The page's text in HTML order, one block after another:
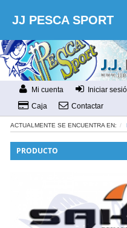
JJ PESCA SPORT
Mi cuenta Iniciar
Caja
Contactar
ACTUALMENTE SE ENCUENTRA EN:
PRODUCTO